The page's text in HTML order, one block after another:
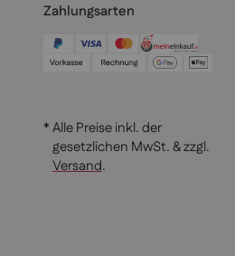
Zahlungsarten
* Alle Preise inkl. der
gesetzlichen MwSt. & zzgl.
Versand.